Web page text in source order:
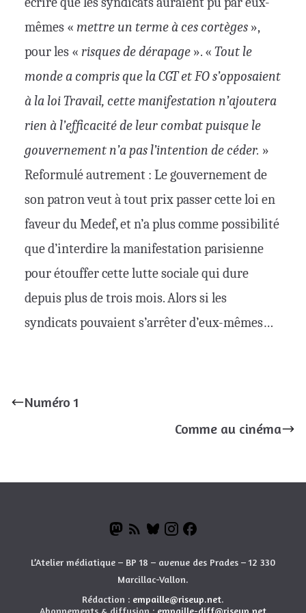
mêmes « mettre un terme à ces cortèges »,
pour les « risques de dérapage ». « Tout le
monde a compris que la CGT et FO s’opposaient
à la loi Travail, cette manifestation n’ajoutera
rien à l’efficacité de leur combat puisque le
gouvernement n’a pas l’intention de céder. »
Reformulé autrement : Le gouvernement de
son patron veut à tout prix passer cette loi en
faveur du Medef, et n’a plus comme possibilité
que d’interdire la manifestation parisienne
pour étouffer cette lutte sociale qui dure
depuis plus de trois mois. Alors si les
syndicats pouvaient s’arrêter d’eux-mêmes…
Numéro 1
Comme au cinéma
L’Atelier médiatique – BP 18 – avenue des Prades – 12 330
Marcillac-Vallon.
Rédaction : empaille@riseup.net.